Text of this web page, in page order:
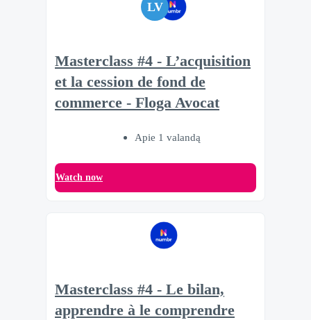
LV
Masterclass #4 - L’acquisition
et la cession de fond de
commerce - Floga Avocat
Apie 1 valandą
Watch now
Masterclass #4 - Le bilan,
apprendre à le comprendre